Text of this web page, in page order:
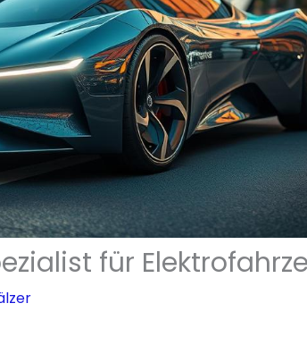
für